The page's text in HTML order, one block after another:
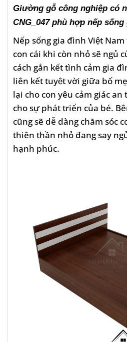
Giường gỗ công nghiệp có
CNG_047 phù hợp nếp
Nếp sống gia đình Việt
con cái khi còn nhỏ sẽ ngủ
cách gắn kết tình cảm gia
liên kết tuyệt vời giữa bố
lại cho con yêu cảm giác
cho sự phát triển của bé.
cũng sẽ dễ dàng chăm sóc
thiên thần nhỏ đang say
hạnh phúc.